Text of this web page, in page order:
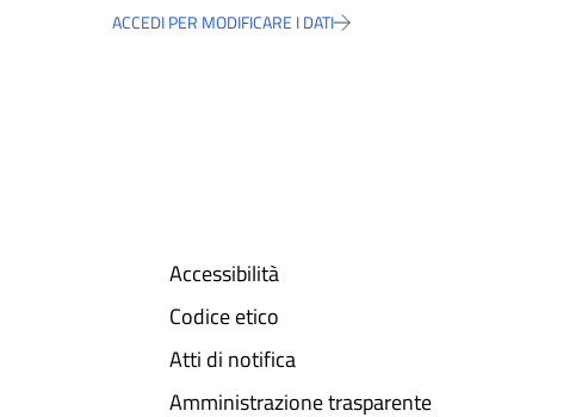
ACCEDI PER MODIFICARE I DATI
Accessibilità
Codice etico
Atti di notifica
Amministrazione trasparente